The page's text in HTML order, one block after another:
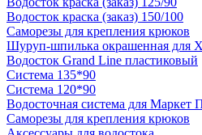
Водосток краска (заказ) 150/100
Саморезы для крепления крюков
Шуруп-шпилька окрашенная для
Водосток Grand Line пластиковый
Система 135*90
Система 120*90
Водосточная система для Маркет
Саморезы для крепления крюков